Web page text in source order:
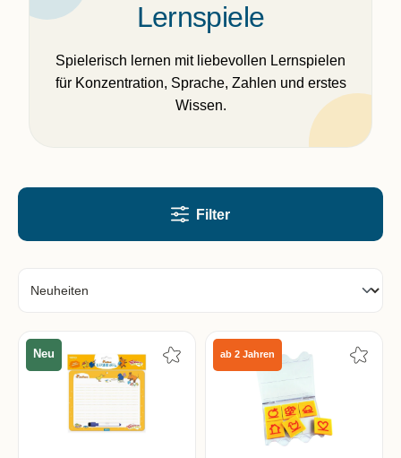
Lernspiele
Spielerisch lernen mit liebevollen Lernspielen
für Konzentration, Sprache, Zahlen und erstes
Wissen.
Filter
Neu ab 2 Jahren